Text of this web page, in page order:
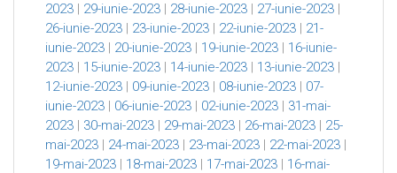
2023 | 29-iunie-2023 | 28-iunie-2023 | 27-iunie-2023 |
26-iunie-2023 | 23-iunie-2023 | 22-iunie-2023 | 21-
iunie-2023 | 20-iunie-2023 | 19-iunie-2023 | 16-iunie-
2023 | 15-iunie-2023 | 14-iunie-2023 | 13-iunie-2023 |
12-iunie-2023 | 09-iunie-2023 | 08-iunie-2023 | 07-
iunie-2023 | 06-iunie-2023 | 02-iunie-2023 | 31-mai-
2023 | 30-mai-2023 | 29-mai-2023 | 26-mai-2023 | 25-
mai-2023 | 24-mai-2023 | 23-mai-2023 | 22-mai-2023 |
19-mai-2023 | 18-mai-2023 | 17-mai-2023 | 16-mai-